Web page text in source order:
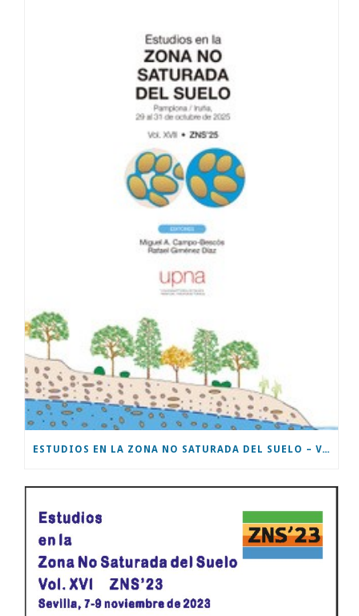
ESTUDIOS EN LA ZONA NO SATURADA DEL SUELO – VOL XVII – ZNS’25